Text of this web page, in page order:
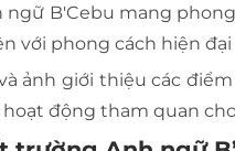
B'Cebu mang
với phong cách hiện
ảnh giới thiệu các
động tham quan